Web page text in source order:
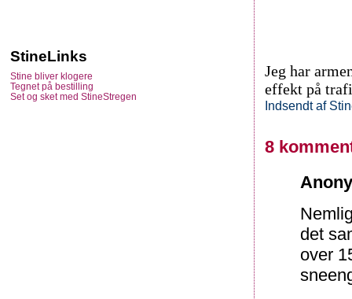
Jeg har
effekt på
Indsendt af
8
det
over
StineLinks
Stine bliver klogere
Tegnet på bestilling
Set og sket med StineStregen